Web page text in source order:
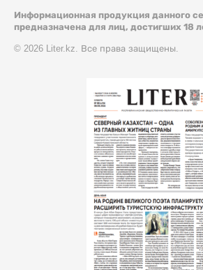
Информационная продукция данного
предназначена для лиц, достигших 18
© 2026 Liter.kz. Все права защищены.